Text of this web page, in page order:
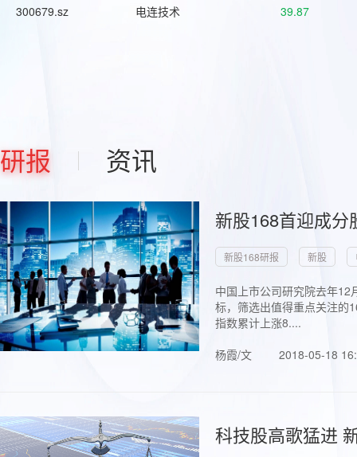
300679.sz 电连技术 39.87
研报 资讯
新股168首迎成
新股168研报 新股
中国上市公司研究院去年
标，筛选出值得重点关注的
指数累计上涨8....
杨霞/文
2018-05-18
科技股高歌猛进